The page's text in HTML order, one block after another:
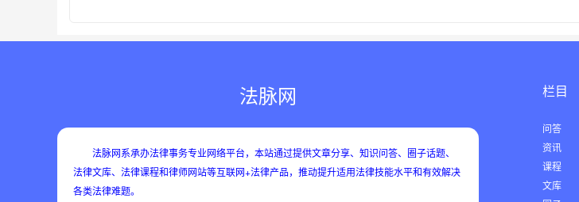
法脉网
法脉网系承办法律事务专业网络平台，本站通过提供文章分享、知识问答、圈子话题、
法律文库、法律课程和律师网站等互联网+法律产品，推动提升适用法律技能水平和有效解决
各类法律难题。
栏目
问答
资讯
课程
文库